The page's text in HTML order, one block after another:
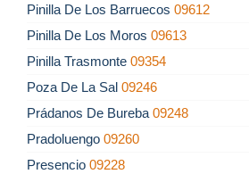
Pinilla De Los Barruecos 09612
Pinilla De Los Moros 09613
Pinilla Trasmonte 09354
Poza De La Sal 09246
Prádanos De Bureba 09248
Pradoluengo 09260
Presencio 09228